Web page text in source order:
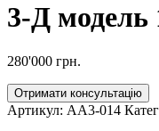
3-Д модель
280'000 грн.
Отримати консультацію
Артикул: AA3-014